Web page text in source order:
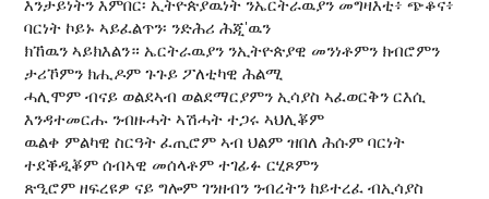
እንታይነትን እምበር፡ ኢትዮጵያዉነት ንኤርትራዉያን መግዛእቲ፥ ጭቆና፥
ባርነት ኮይኑ ኣይፈልጥን፡ ንድሕሪ ሕጂ'ዉን
ክኸዉን ኣይክእልን። ኤርትራዉያን ንኢትዮጵያዊ መንነቶምን ክብሮምን
ታሪኾምን ክሒዶም ጉጉይ ፖለቲካዊ ሕልሚ
ሓሊሞም ብናይ ወልደኣብ ወልደማርያምን ኢሳያስ ኣፈወርቅን ርእሲ
እንዳተመርሑ ንብዙሓት ኣሽሓት ተጋሩ ኣህሊቖም
ዉልቀ ምልካዊ ስርዓት ፈጢሮም ኣብ ህልም ዝበለ ሕሱም ባርነት
ተደቕዲቖም ሰብኣዊ መሰላቶም ተገፊፉ ርሂጾምን
ጽዒሮም ዘፍረዩዎ ናይ ግሎም ገንዘብን ንብረትን ከይተረፈ ብኢሳያስ